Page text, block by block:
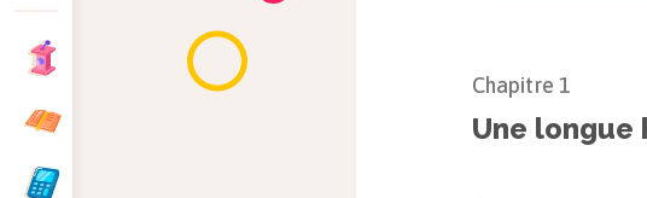
Chapitre 1
Une